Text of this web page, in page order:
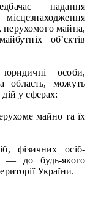
надання
майна,
об’єктів
особи,
область, можуть
у сферах:
майно та їх
фізичних осіб-
— до будь-якого
України.